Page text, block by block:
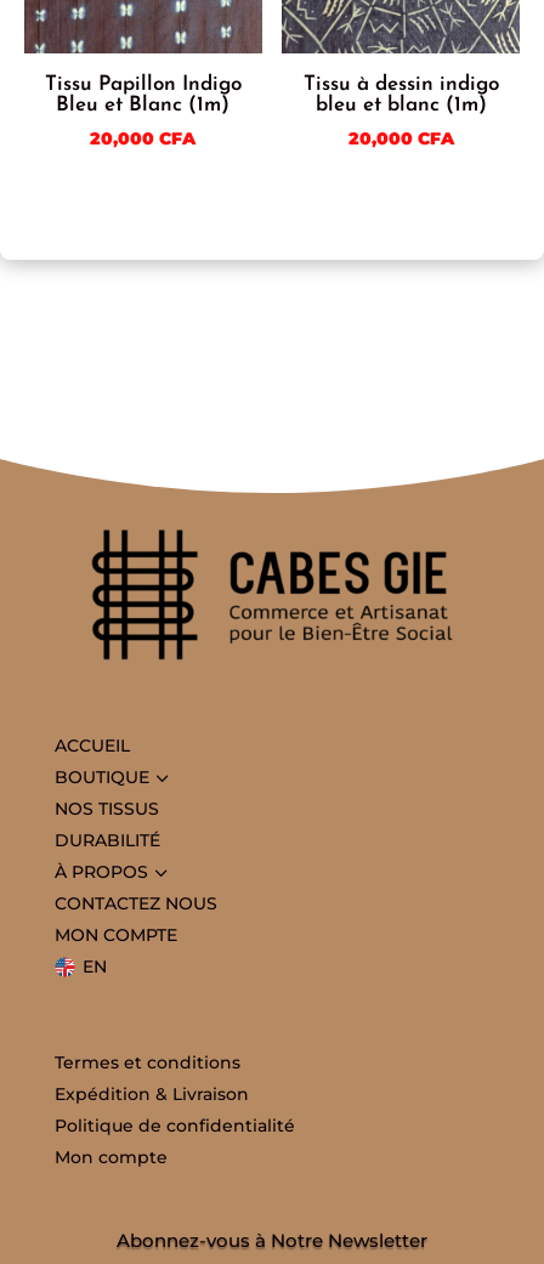
Tissu Papillon Indigo
Bleu et Blanc (1m)
20,000CFA
Tissu à dessin indigo
bleu et blanc (1m)
20,000 CFA
ACCUEIL
BOUTIQUE3
NOS TISSUS
DURABILITÉ
À PROPOS 3
CONTACTEZ NOUS
MON COMPTE
EN
Termes et conditions
Expédition & Livraison
Politique de confidentialité
Mon compte
Abonnez-vous à Notre Newsletter